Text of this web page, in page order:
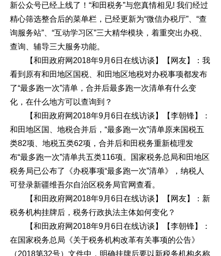
新公众号已经上线了！“和田税务”与您真情相见! 我们经过
精心筛选整合后的菜单栏，已经更新为“微信办税厅”、“查
询服务站”、“互动学习区”三大精华模块，着重突出办税、
查询、辅导三大服务功能。
【和田政府网2018年9月6日在线访谈】【网友】：我
看到原有和田地区国税、和田地区地税对办税事项都发布
了“最多跑一次”清单，合并后最多跑一次清单有什么变
化，在什么地方可以查询到？
【和田政府网2018年9月6日在线访谈】【李朝锋】：
和田地区国、地税合并后，“最多跑一次”清单原来国税五
类82项、地税五类62项，合并后和田税务重新梳理发
布“最多跑一次”清单共五类116项。国家税务总局和田地区
税务局已公布了《办税事项“最多跑一次”清单》，纳税人
可登录新疆维吾尔自治区税务局官网查看。
【和田政府网2018年9月6日在线访谈】【网友】：新
税务机构挂牌后，税务行政执法主体如何变化？
【和田政府网2018年9月6日在线访谈】【李朝锋】：
在国家税务总局《关于税务机构改革有关事项的公告》
（2018第32号）文件中，明确挂牌后要以新税务机构名称